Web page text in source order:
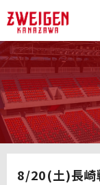
8/20(土)長崎